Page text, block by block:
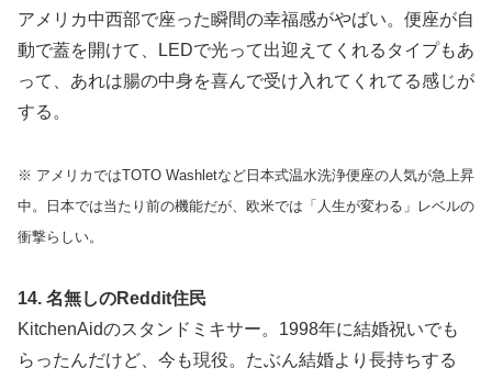
アメリカ中西部で座った瞬間の幸福感がやばい。便座が自
動で蓋を開けて、LEDで光って出迎えてくれるタイプもあ
って、あれは腸の中身を喜んで受け入れてくれてる感じが
する。
※ アメリカではTOTO Washletなど日本式温水洗浄便座の人気が急上昇
中。日本では当たり前の機能だが、欧米では「人生が変わる」レベルの
衝撃らしい。
14. 名無しのReddit住民
KitchenAidのスタンドミキサー。1998年に結婚祝いでも
らったんだけど、今も現役。たぶん結婚より長持ちする